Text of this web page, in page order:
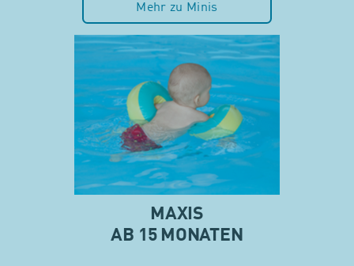
Mehr zu Minis
MAXIS
AB 15 MONATEN